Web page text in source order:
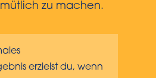
zu machen.
erzielst du, wenn